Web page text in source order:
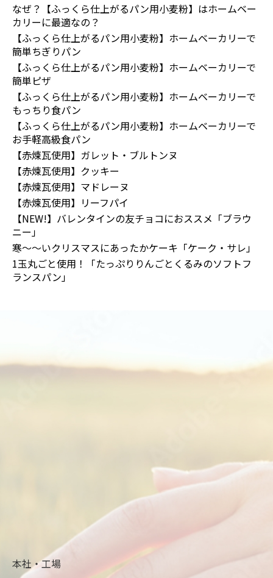
なぜ？【ふっくら仕上がるパン用小麦粉】はホームベー
カリーに最適なの？
【ふっくら仕上がるパン用小麦粉】ホームベーカリーで
簡単ちぎりパン
【ふっくら仕上がるパン用小麦粉】ホームベーカリーで
簡単ピザ
【ふっくら仕上がるパン用小麦粉】ホームベーカリーで
もっちり食パン
【ふっくら仕上がるパン用小麦粉】ホームベーカリーで
お手軽高級食パン
【赤煉瓦使用】ガレット・ブルトンヌ
【赤煉瓦使用】クッキー
【赤煉瓦使用】マドレーヌ
【赤煉瓦使用】リーフパイ
【NEW!】バレンタインの友チョコにおススメ「ブラウ
ニー」
寒～～いクリスマスにあったかケーキ「ケーク・サレ」
1玉丸ごと使用！「たっぷりりんごとくるみのソフトフ
ランスパン」
本社・工場